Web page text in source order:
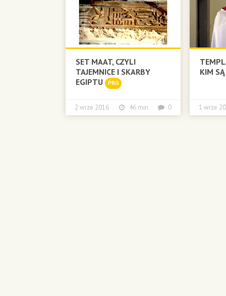
SET MAAT, CZYLI
TAJEMNICE I SKARBY
EGIPTU
PRO
2 wrze 2016 46 min 0
KIM
1 wrze